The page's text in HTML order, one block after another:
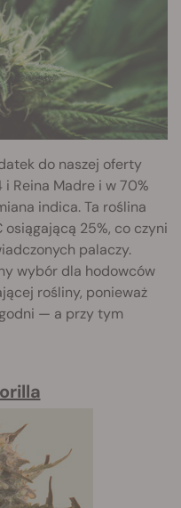
do naszej oferty
Reina Madre i w 70%
indica. Ta roślina
25%, co czyni
palaczy.
wybór dla hodowców
rośliny, ponieważ
— a przy tym